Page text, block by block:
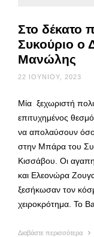
Στο δέκατο
Συκούριο ο
Μανώλης
22 ΙΟΥΝΊΟΥ, 2023
Μία ξεχωριστή
επιτυχημένος
να απολαύσουν
στην Μπάρα του
Κισσάβου. Οι
και Ελεονώρα
ξεσήκωσαν τον
χειροκρότημα. Το
Διαβάστε περισσότερα